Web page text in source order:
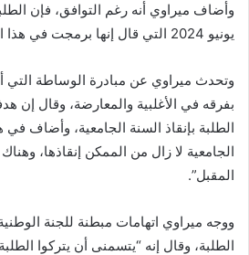
يونيو 2024 التي قال إنها برمجت في هذا التاريخ نزولا عند طلبهم.
وتحدث ميراوي عن مبادرة الوساطة التي
بفرقه في الأغلبية والمعارضة، وقال إن
الطلبة بإنقاذ السنة الجامعية، وأضاف في
الجامعية لا زال من الممكن إنقاذها،
المقبل”.
ووجه ميراوي اتهامات مبطنة للجنة
الطلبة، وقال إنه “يتسمنى أن يتركوا